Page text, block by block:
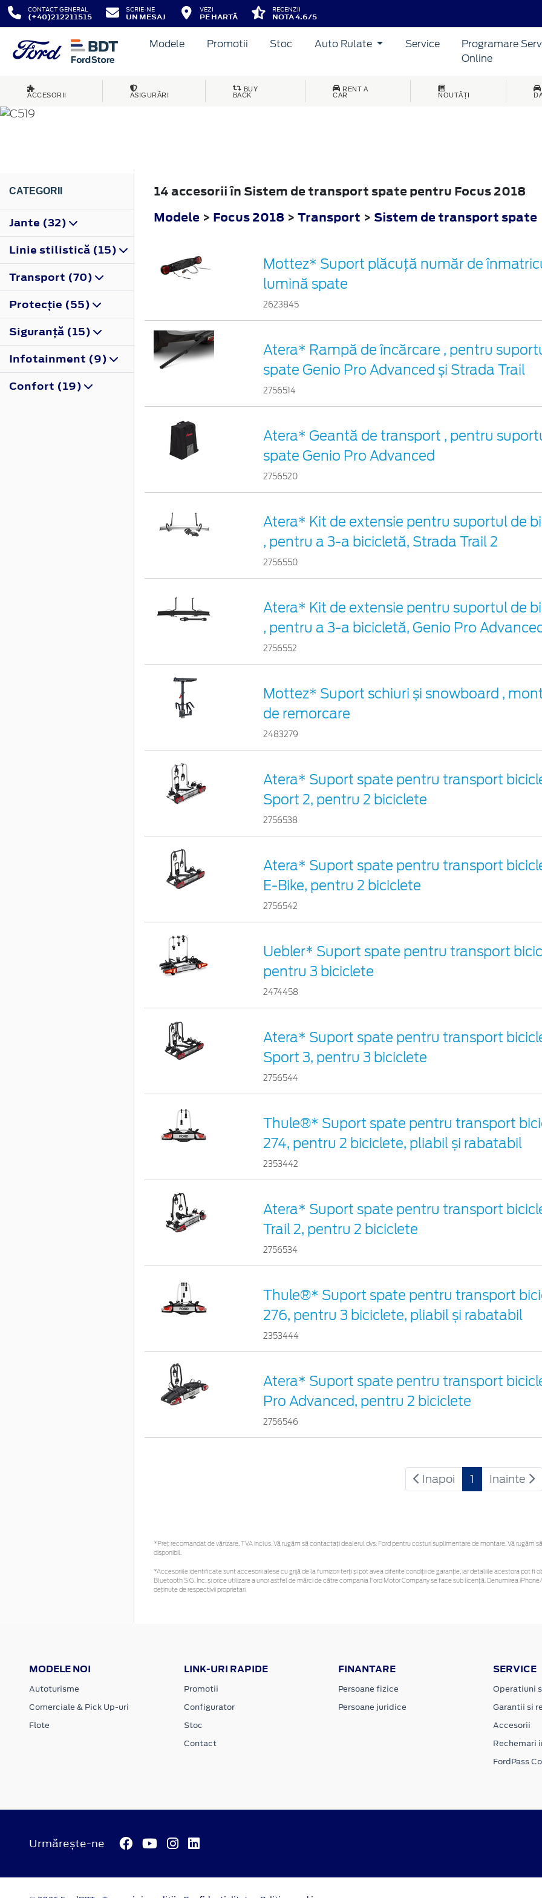
CONTACT GENERAL
(+40)212211515
SCRIE-NE
UN MESAJ
VEZI
PE HARTĂ
RECENZII
NOTA 4.6/5
Modele Promotii Stoc Auto Rulate Service
Programare
Online
ACCESORII ASIGURĂRI
BUY
BACK
RENT A
CAR
NOUTĂȚI
FOCUS
CATEGORII
Jante (32)
Linie stilistică (15)
Transport (70)
Protecţie (55)
Siguranţă (15)
Infotainment (9)
Confort (19)
14 accesorii în Sistem de transport spate pentru Focus 2018
Modele > Focus 2018 > Transport > Sistem de transport spate
Mottez* Suport plăcuță număr de
lumină spate
2623845
Atera* Rampă de încărcare , pentru
spate Genio Pro Advanced și Strada Trail
2756514
Atera* Geantă de transport , pentru
spate Genio Pro Advanced
2756520
Atera* Kit de extensie pentru suportul de
, pentru a 3-a bicicletă, Strada Trail 2
2756550
Atera* Kit de extensie pentru suportul de
, pentru a 3-a bicicletă, Genio Pro
2756552
Mottez* Suport schiuri și snowboard ,
de remorcare
2483279
Atera* Suport spate pentru transport
Sport 2, pentru 2 biciclete
2756538
Atera* Suport spate pentru transport
E-Bike, pentru 2 biciclete
2756542
Uebler* Suport spate pentru transport
pentru 3 biciclete
2474458
Atera* Suport spate pentru transport
Sport 3, pentru 3 biciclete
2756544
Thule®* Suport spate pentru transport
274, pentru 2 biciclete, pliabil și rabatabil
2353442
Atera* Suport spate pentru transport
Trail 2, pentru 2 biciclete
2756534
Thule®* Suport spate pentru transport
276, pentru 3 biciclete, pliabil și rabatabil
2353444
Atera* Suport spate pentru transport
Pro Advanced, pentru 2 biciclete
2756546
Inapoi 1 Inainte
*Preţ recomandat de vânzare, TVA inclus. Vă rugăm să contactaţi dealerul dvs. Ford pentru costuri suplimentare de montare. Vă
disponibil.
*Accesoriile identificate sunt accesorii alese cu grijă de la furnizori terți și pot avea diferite condiții de garanție, iar detaliile acestora pot
Bluetooth SIG, Inc. și orice utilizare a unor astfel de mărci de către compania Ford Motor Company se face sub licență. Denumirea
deținute de respectivii proprietari
MODELE NOI
Autoturisme
Comerciale & Pick Up-uri
Flote
LINK-URI RAPIDE
Promotii
Configurator
Stoc
Contact
FINANTARE
Persoane fizice
Persoane juridice
SERVICE
Operatiuni
Garantii si
Accesorii
Rechemari
FordPass
Urmărește-ne